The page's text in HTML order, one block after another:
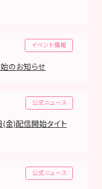
イベント情報
のお知らせ
公式ニュース
(金)配信開始タイト
公式ニュース